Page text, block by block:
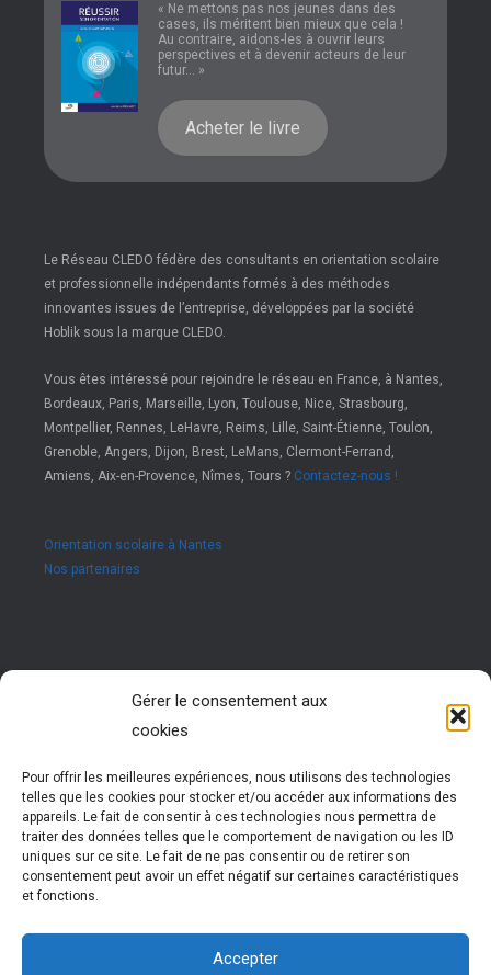
Gérer le consentement aux
cookies
Pour offrir les meilleures expériences, nous utilisons des technologies
telles que les cookies pour stocker et/ou accéder aux informations des
appareils. Le fait de consentir à ces technologies nous permettra de
traiter des données telles que le comportement de navigation ou les ID
uniques sur ce site. Le fait de ne pas consentir ou de retirer son
consentement peut avoir un effet négatif sur certaines caractéristiques
et fonctions.
Accepter
« Ne mettons pas nos jeunes dans des
cases, ils méritent bien mieux que cela !
Au contraire, aidons-les à ouvrir leurs
perspectives et à devenir acteurs de leur
futur... »
Acheter le livre
Le Réseau CLEDO fédère des consultants en orientation scolaire
et professionnelle indépendants formés à des méthodes
innovantes issues de l’entreprise, développées par la société
Hoblik sous la marque CLEDO.
Vous êtes intéressé pour rejoindre le réseau en France, à Nantes,
Bordeaux, Paris, Marseille, Lyon, Toulouse, Nice, Strasbourg,
Montpellier, Rennes, LeHavre, Reims, Lille, Saint-Étienne, Toulon,
Grenoble, Angers, Dijon, Brest, LeMans, Clermont-Ferrand,
Amiens, Aix-en-Provence, Nîmes, Tours ? Contactez-nous !
Orientation scolaire à Nantes
Nos partenaires
Rejoignez nous !
Vous êtes passionné par les ressources humaines ?
dans leur réussite ?
Rejoignez notre réseau !
Nous vous formons pour vous permettre d’exercer cette
activité très enrichissante
Vous évoluez et participez à la vie d’un réseau
national dynamique